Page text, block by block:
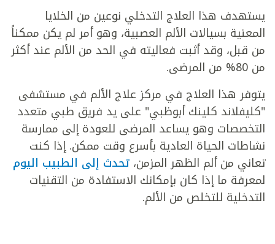
يستهدف هذا العلاج التدخلي نوعين من الخلايا
المعنية بسيالات الألم العصبية، وهو أمر لم يكن ممكناً
من قبل، وقد أثبت فعاليته في الحد من الألم عند أكثر
من 80% من المرضى.
يتوفر هذا العلاج في مركز علاج الألم في مستشفى
"كليفلاند كلينك أبوظبي" على يد فريق طبي متعدد
التخصصات وهو يساعد المرضى للعودة إلى ممارسة
نشاطات الحياة العادية بأسرع وقت ممكن. إذا كنت
تعاني من ألم الظهر المزمن، تحدث إلى الطبيب اليوم
لمعرفة ما إذا كان بإمكانك الاستفادة من التقنيات
التدخلية للتخلص من الألم.